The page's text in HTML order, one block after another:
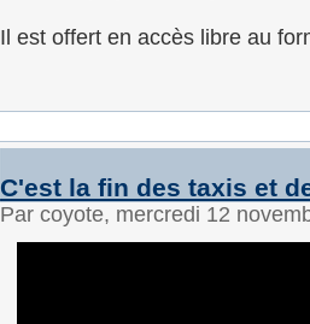
Il est offert en accès libre au
C'est la fin des taxis et
Par coyote, mercredi 12